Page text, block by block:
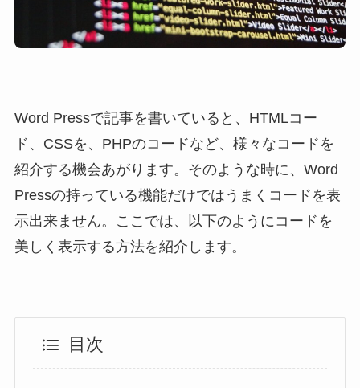
Word Pressで記事を書いていると、HTMLコー
ド、CSSを、PHPのコードなど、様々なコードを
紹介する機会あがります。そのような時に、Word
Pressの持っている機能だけではうまくコードを表
示出来ません。ここでは、以下のようにコードを
美しく表示する方法を紹介します。
目次